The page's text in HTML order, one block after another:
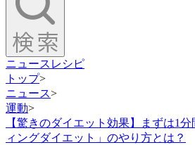
ニュース レシピ
トップ>
ニュース>
運動>
【驚きのダイエット効果】まずは1
ィングダイエット」のやり方とは？